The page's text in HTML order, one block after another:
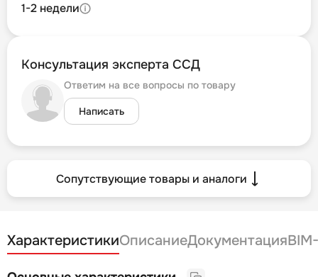
1-2 недели
Консультация эксперта ССД
Ответим на все вопросы по товару
Написать
Сопутствующие товары и аналоги
ХарактеристикиОписаниеДокументация